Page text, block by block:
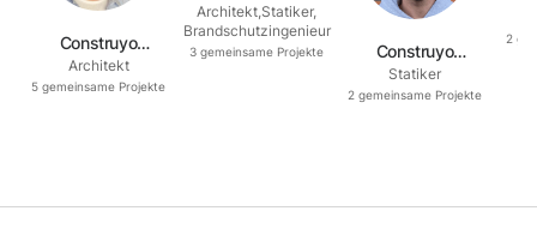
Construyo
Architecture
Architekt
5 gemeinsame Projekte
Architekt Statiker,
Brandschutzingenieur
3 gemeinsame Projekte
Construyo
Tragwerksplanung
Statiker
2 gemeinsame Projekte
2